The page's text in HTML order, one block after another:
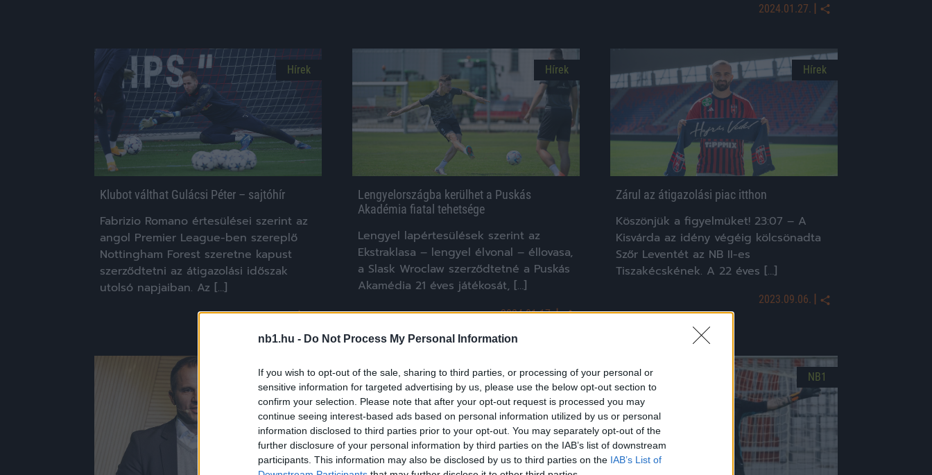
nb1.hu - Do Not Process My Personal Information
If you wish to opt-out of the sale, sharing to third parties, or processing of your personal or
sensitive information for targeted advertising by us, please use the below opt-out section to
confirm your selection. Please note that after your opt-out request is processed you may
continue seeing interest-based ads based on personal information utilized by us or personal
information disclosed to third parties prior to your opt-out. You may separately opt-out of the
further disclosure of your personal information by third parties on the IAB’s list of downstream
participants. This information may also be disclosed by us to third parties on the IAB’s List of
2024.01.27. |
Hírek
Klubot válthat Gulácsi Péter – sajtóhír
Fabrizio Romano értesülései szerint az
angol Premier League-ben szereplő
Nottingham Forest szeretne kapust
szerződtetni az átigazolási időszak
utolsó napjaiban. Az […]
2024.01.26. |
Hírek
Lengyelországba kerülhet a Puskás
Akadémia fiatal tehetsége
Lengyel lapértesülések szerint az
Ekstraklasa – lengyel élvonal – éllovasa,
a Slask Wroclaw szerződtetné a Puskás
Akamédia 21 éves játékosát, […]
2024.01.17. |
Hírek
Zárul az átigazolási piac itthon
Köszönjük a figyelmüket! 23:07 – A
Kisvárda az idény végéig kölcsönadta
Szőr Leventét az NB II-es
Tiszakécskének. A 22 éves […]
2023.09.06. |
Hírek NB3 NB1